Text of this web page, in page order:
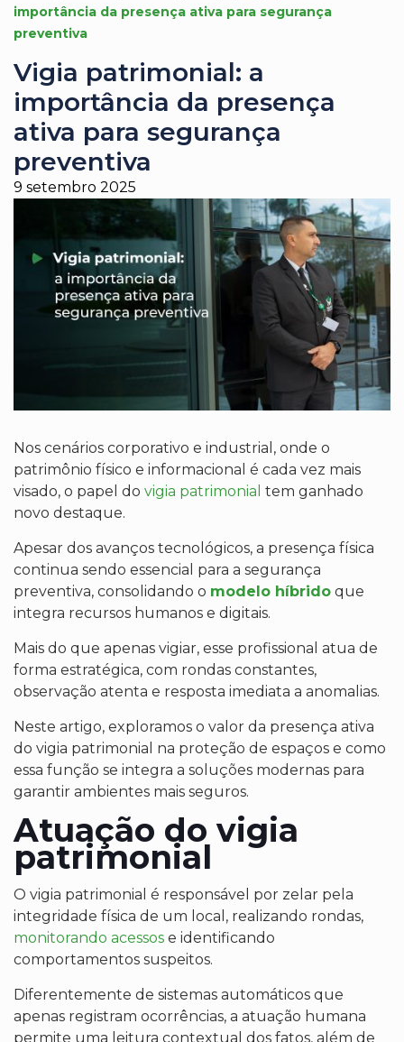
importância da presença ativa para segurança
preventiva
Vigia patrimonial: a
importância da presença
ativa para segurança
preventiva
9 setembro 2025
Nos cenários corporativo e industrial, onde o
patrimônio físico e informacional é cada vez mais
visado, o papel do vigia patrimonial tem ganhado
novo destaque.
Apesar dos avanços tecnológicos, a presença física
continua sendo essencial para a segurança
preventiva, consolidando o modelo híbrido que
integra recursos humanos e digitais.
Mais do que apenas vigiar, esse profissional atua de
forma estratégica, com rondas constantes,
observação atenta e resposta imediata a anomalias.
Neste artigo, exploramos o valor da presença ativa
do vigia patrimonial na proteção de espaços e como
essa função se integra a soluções modernas para
garantir ambientes mais seguros.
Atuação do vigia
patrimonial
O vigia patrimonial é responsável por zelar pela
integridade física de um local, realizando rondas,
monitorando acessos e identificando
comportamentos suspeitos.
Diferentemente de sistemas automáticos que
apenas registram ocorrências, a atuação humana
permite uma leitura contextual dos fatos, além de